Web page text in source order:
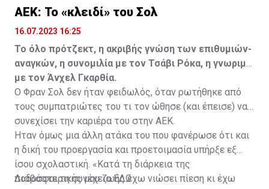
ΑΕΚ: Το «κλειδί» του Σολ
16.07.2023 16:25
Το όλο πρότζεκτ, η ακριβής γνώση των επιθυμιών-
αναγκών, η συνομιλία με τον Τσάβι Ρόκα, η γνωριμία
με τον Άνχελ Γκαρθία.
Ο Φραν Σολ δεν ήταν φειδωλός, όταν ρωτήθηκε από
τους συμπατριώτες του τι τον ώθησε (και έπεισε) να
συνεχίσει την καριέρα του στην ΑΕΚ.
Ήταν όμως μια άλλη ατάκα του που φανέρωσε ότι και
η δική του προεργασία και προετοιμασία υπήρξε εξ
ίσου σχολαστική. «Κατά τη διάρκεια της
ποδοσφαιρικής μου ζωής έχω νιώσει πίεση κι έχω
Διαβάστε τη συνέχειαΕΔΩ